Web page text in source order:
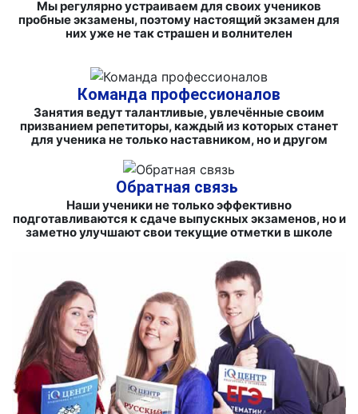
Мы регулярно устраиваем для своих учеников
пробные экзамены, поэтому настоящий экзамен для
них уже не так страшен и волнителен
Команда профессионалов
Занятия ведут талантливые, увлечённые своим
призванием репетиторы, каждый из которых станет
для ученика не только наставником, но и другом
Обратная связь
Наши ученики не только эффективно
подготавливаются к сдаче выпускных экзаменов, но и
заметно улучшают свои текущие отметки в школе